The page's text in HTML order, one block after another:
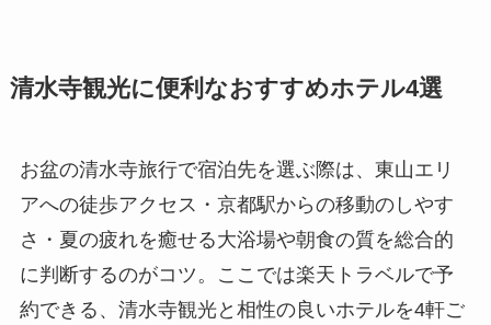
清水寺観光に便利なおすすめホテル4選
お盆の清水寺旅行で宿泊先を選ぶ際は、東山エリ
アへの徒歩アクセス・京都駅からの移動のしやす
さ・夏の疲れを癒せる大浴場や朝食の質を総合的
に判断するのがコツ。ここでは楽天トラベルで予
約できる、清水寺観光と相性の良いホテルを4軒ご